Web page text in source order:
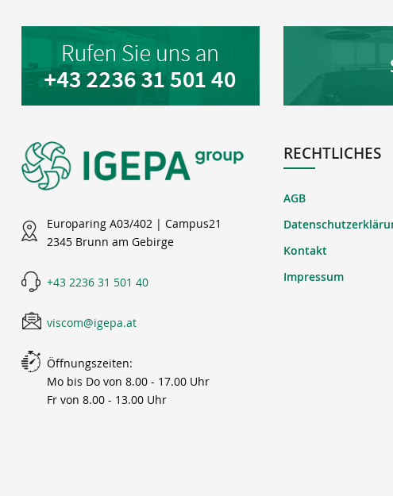
Europaring A03/402 | Campus21
2345 Brunn am Gebirge
+43 2236 31 501 40
viscom@igepa.at
Öffnungszeiten:
Mo bis Do von 8.00 - 17.00 Uhr
Fr von 8.00 - 13.00 Uhr
RECHTLICHES
AGB
Kontakt
Impressum